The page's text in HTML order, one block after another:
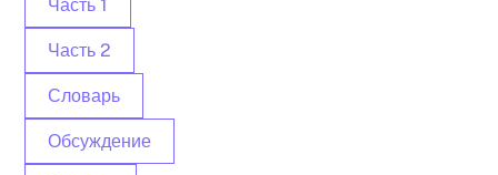
Часть 1
Часть 2
Словарь
Обсуждение